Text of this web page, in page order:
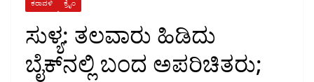
ಕರಾವಳಿ ಕ್ರೈಂ
ಸುಳ್ಯ: ತಲವಾರು ಹಿಡಿದು
ಬೈಕ್‌ನಲ್ಲಿ ಬಂದ ಅಪರಿಚಿತರು;